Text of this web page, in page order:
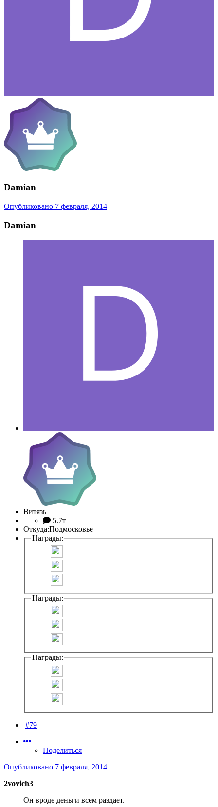
Damian
Опубликовано 7 февраля, 2014
Damian
Витязь
5.7т
Откуда:Подмосковье
Награды:
Награды:
Награды:
#79
Поделиться
Опубликовано 7 февраля, 2014
2vovich3
Он вроде деньги всем раздает.